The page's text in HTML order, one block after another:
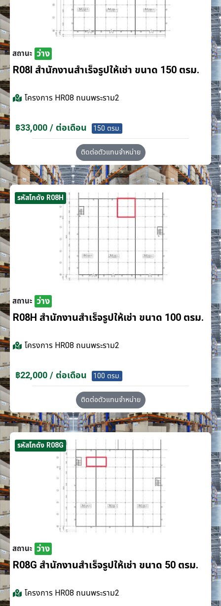
สถานะ ว่าง
R08I สำนักงานสำเร็จรูปให้เช่า ขนาด 150 ตรม.
โครงการ HR08 ถนนพระราม2
฿33,000 / ต่อเดือน 150 ตรม.
ติดต่อตัวแทนจำหน่าย
รหัสโกดัง R08H
สถานะ ว่าง
R08H สำนักงานสำเร็จรูปให้เช่า ขนาด 100 ตรม.
โครงการ HR08 ถนนพระราม2
฿22,000 / ต่อเดือน 100 ตรม.
ติดต่อตัวแทนจำหน่าย
รหัสโกดัง R08G
สถานะ ว่าง
R08G สำนักงานสำเร็จรูปให้เช่า ขนาด 50 ตรม.
โครงการ HR08 ถนนพระราม2